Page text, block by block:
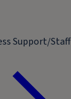
Support/Staff